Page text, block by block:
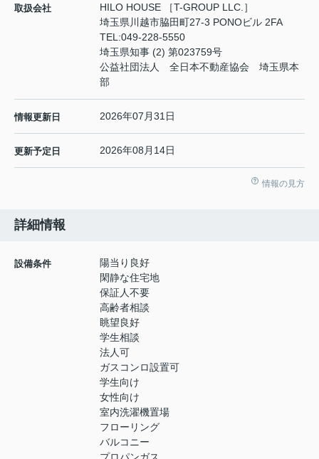
取扱会社
HILO HOUSE ［T-GROUP LLC.］
埼玉県川越市脇田町27-3 PONOビル 2FA
TEL:049-228-5550
埼玉県知事 (2) 第023759号
公益社団法人 全日本不動産協会 埼玉県本
部
情報更新日 2026年07月31日
更新予定日 2026年08月14日
情報の見方
詳細情報
設備条件
陽当り良好
閑静な住宅地
保証人不要
高齢者相談
眺望良好
学生相談
法人可
ガスコンロ設置可
学生向け
女性向け
室内洗濯機置場
フローリング
バルコニー